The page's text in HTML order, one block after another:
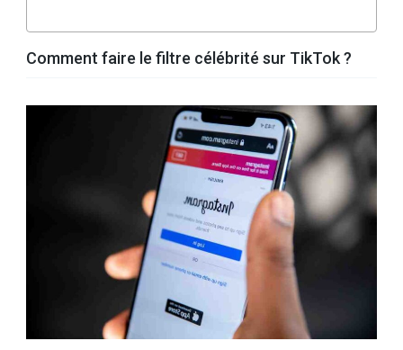
Comment faire le filtre célébrité sur TikTok ?